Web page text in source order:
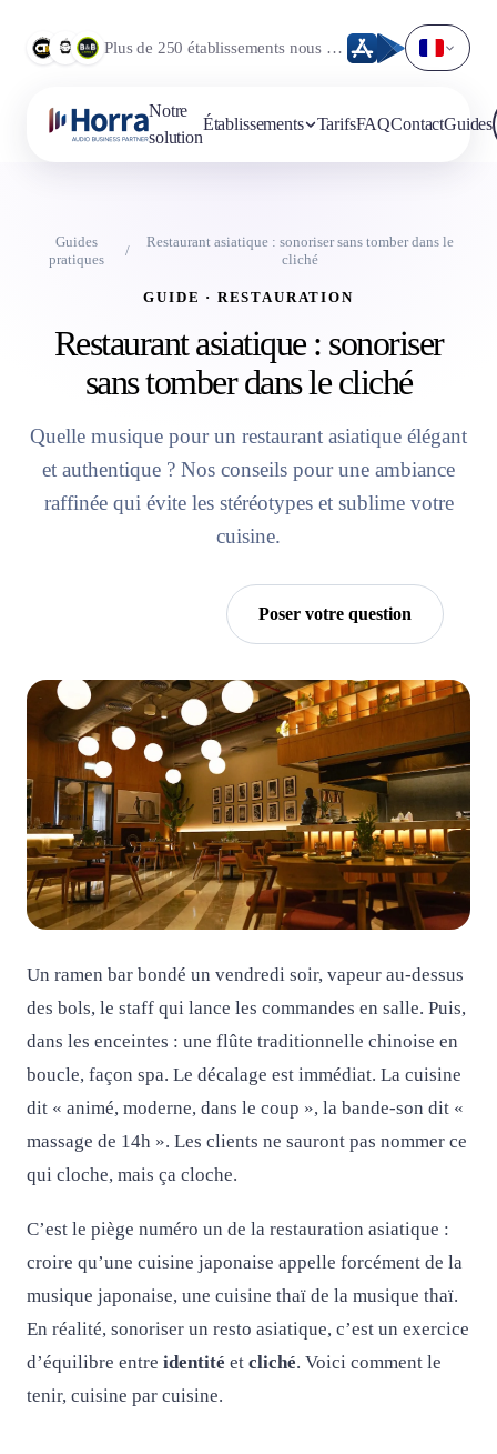
Plus de 250 établissements nous font déjà confiance.
Notre
solution
Établissements TarifsFAQContactGuides
Guides
pratiques
/
Restaurant asiatique : sonoriser sans tomber dans le
cliché
GUIDE · RESTAURATION
Restaurant asiatique : sonoriser
sans tomber dans le cliché
Quelle musique pour un restaurant asiatique élégant
et authentique ? Nos conseils pour une ambiance
raffinée qui évite les stéréotypes et sublime votre
cuisine.
Poser votre question
Un ramen bar bondé un vendredi soir, vapeur au-dessus
des bols, le staff qui lance les commandes en salle. Puis,
dans les enceintes : une flûte traditionnelle chinoise en
boucle, façon spa. Le décalage est immédiat. La cuisine
dit « animé, moderne, dans le coup », la bande-son dit «
massage de 14h ». Les clients ne sauront pas nommer ce
qui cloche, mais ça cloche.
C’est le piège numéro un de la restauration asiatique :
croire qu’une cuisine japonaise appelle forcément de la
musique japonaise, une cuisine thaï de la musique thaï.
En réalité, sonoriser un resto asiatique, c’est un exercice
d’équilibre entre identité et cliché. Voici comment le
tenir, cuisine par cuisine.